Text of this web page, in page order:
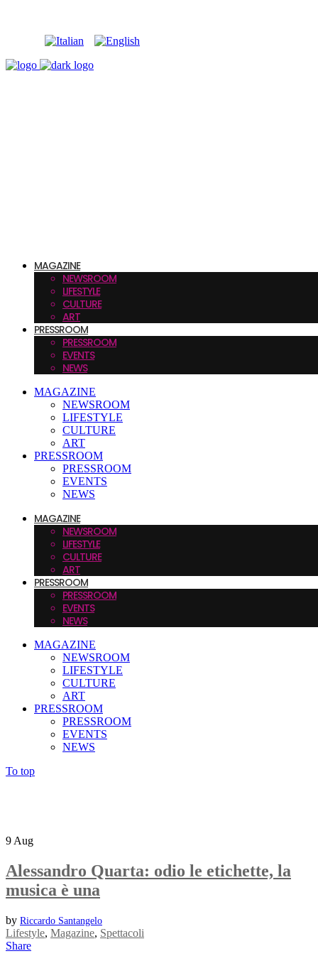
MAGAZINE
NEWSROOM
LIFESTYLE
CULTURE
ART
PRESSROOM
PRESSROOM
EVENTS
NEWS
MAGAZINE
NEWSROOM
LIFESTYLE
CULTURE
ART
PRESSROOM
PRESSROOM
EVENTS
NEWS
MAGAZINE
NEWSROOM
LIFESTYLE
CULTURE
ART
PRESSROOM
PRESSROOM
EVENTS
NEWS
MAGAZINE
NEWSROOM
LIFESTYLE
CULTURE
ART
PRESSROOM
PRESSROOM
EVENTS
NEWS
To top
9 Aug
Alessandro Quarta: odio le etichette, la
musica è una
by Riccardo Santangelo
Lifestyle, Magazine, Spettacoli
Share